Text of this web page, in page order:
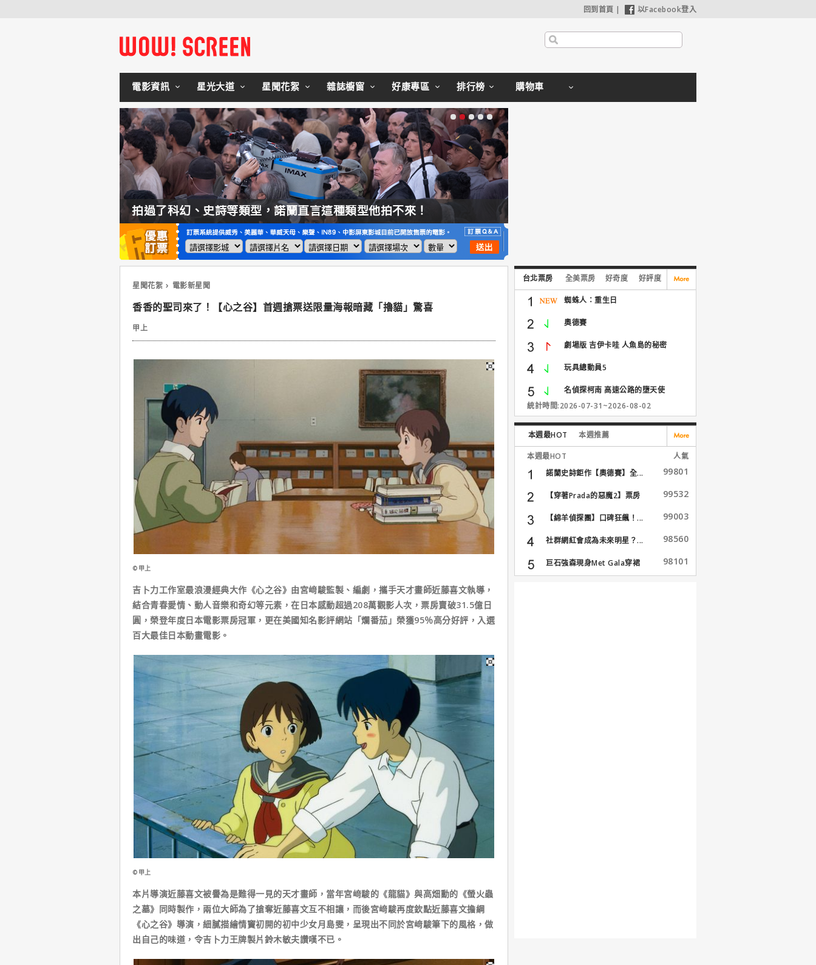
回到首頁 | 以Facebook登入
電影資訊 星光大道 星聞花絮 雜誌櫥窗 好康專區 排行榜 購物車
拍過了科幻、史詩等類型，諾蘭直言這種類型他拍不來！
星聞花絮 電影新星聞
香香的聖司來了！【心之谷】首週搶票送限量海報暗藏「擼貓」驚喜
甲上
©甲上
吉卜力工作室最浪漫經典大作《心之谷》由宮﨑駿監製、編劇，攜手天才畫師近藤喜文執導，
結合青春愛情、動人音樂和奇幻等元素，在日本感動超過208萬觀影人次，票房賣破31.5億日
圓，榮登年度日本電影票房冠軍，更在美國知名影評網站「爛番茄」榮獲95％高分好評，入選
百大最佳日本動畫電影。
©甲上
本片導演近藤喜文被譽為是難得一見的天才畫師，當年宮﨑駿的《龍貓》與高畑勳的《螢火蟲
之墓》同時製作，兩位大師為了搶奪近藤喜文互不相讓，而後宮﨑駿再度欽點近藤喜文擔綱
《心之谷》導演，細膩描繪情竇初開的初中少女月島雯，呈現出不同於宮﨑駿筆下的風格，做
出自己的味道，令吉卜力王牌製片鈴木敏夫讚嘆不已。
台北票房 全美票房 好奇度 好評度
蜘蛛人：重生日
奧德賽
劇場版 吉伊卡哇 人魚島的秘密
玩具總動員5
名偵探柯南 高速公路的墮天使
統計時間:2026-07-31~2026-08-02
本週最HOT 本週推薦
本週最HOT
人氣
諾蘭史詩鉅作【奧德賽】全...
99801
【穿著Prada的惡魔2】票房
99532
【綿羊偵探團】口碑狂飆！... 99003
社群網紅會成為未來明星？... 98560
巨石強森現身Met Gala穿裙
子...
98101